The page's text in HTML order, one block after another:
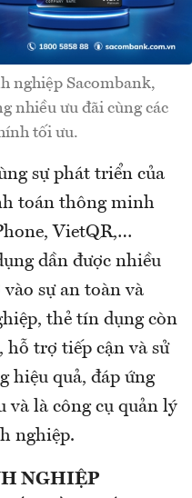
nghiệp Sacombank,
nhiều ưu đãi cùng các
tối ưu.
sự phát triển của
toán thông minh
VietQR,…
dần được nhiều
sự an toàn và
thẻ tín dụng còn
hỗ trợ tiếp cận và sử
hiệu quả, đáp ứng
và là công cụ quản lý
nghiệp.
NGHIỆP